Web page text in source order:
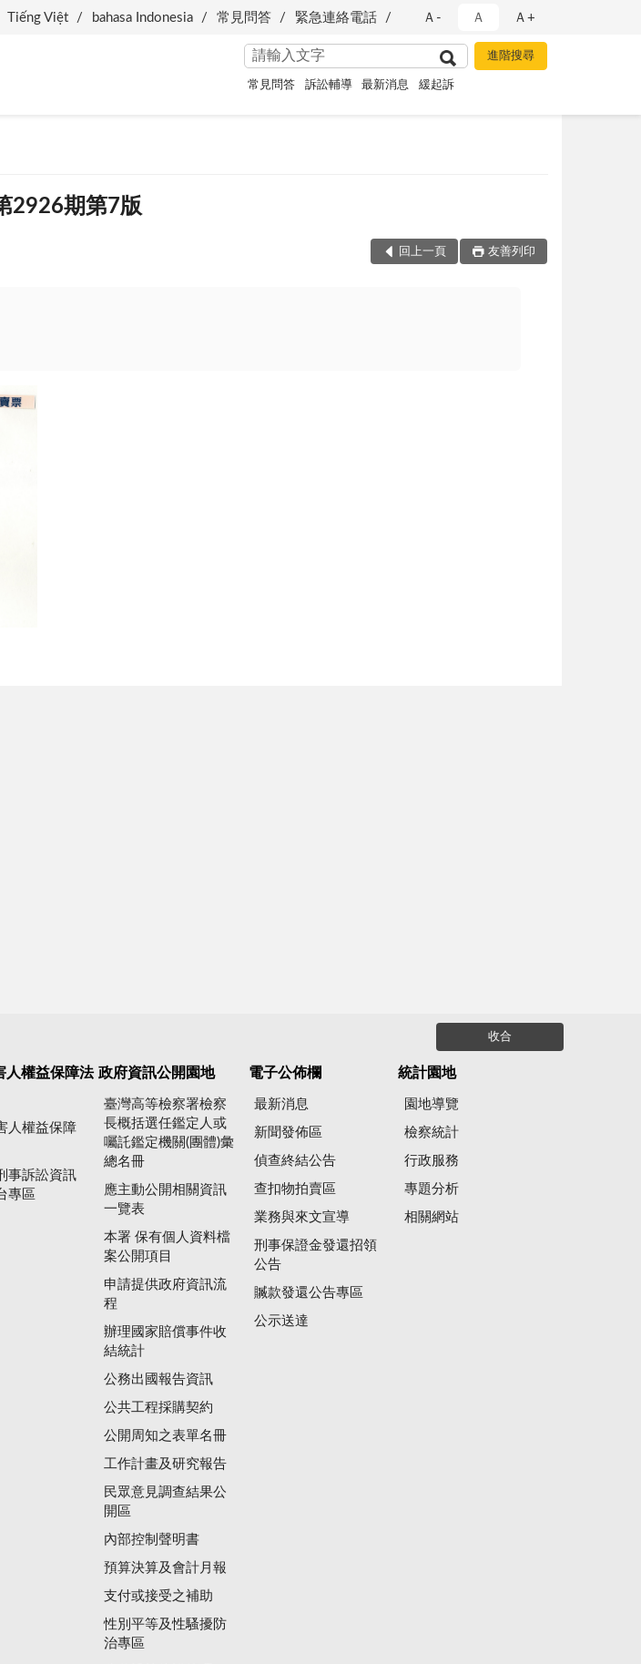
Tiếng Việt bahasa Indonesia 常見問答 緊急連絡電話 Ａ- Ａ Ａ+
常見問答 訴訟輔導 最新消息 緩起訴
2926期第7版
回上一頁 友善列印
收合
人權益保障法
人權益保障
事訴訟資訊
專區
政府資訊公開園地
臺灣高等檢察署檢察
長概括選任鑑定人或
囑託鑑定機關(團體)彙
總名冊
應主動公開相關資訊
一覽表
本署 保有個人資料檔
案公開項目
申請提供政府資訊流
程
辦理國家賠償事件收
結統計
公務出國報告資訊
公共工程採購契約
公開周知之表單名冊
工作計畫及研究報告
民眾意見調查結果公
開區
內部控制聲明書
預算決算及會計月報
支付或接受之補助
性別平等及性騷擾防
治專區
電子公佈欄
最新消息
新聞發佈區
偵查終結公告
查扣物拍賣區
業務與來文宣導
刑事保證金發還招領
公告
贓款發還公告專區
公示送達
統計園地
園地導覽
檢察統計
行政服務
專題分析
相關網站